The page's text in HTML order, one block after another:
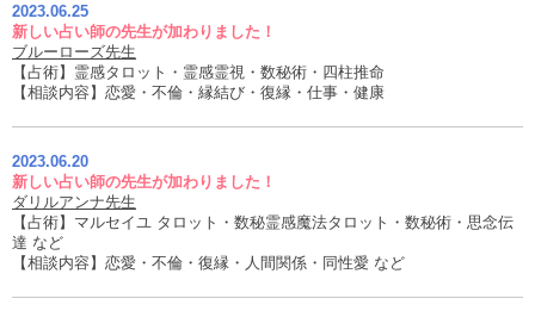
2023.06.25
新しい占い師の先生が加わりました！
ブルーローズ先生
【占術】霊感タロット・霊感霊視・数秘術・四柱推命
【相談内容】恋愛・不倫・縁結び・復縁・仕事・健康
2023.06.20
新しい占い師の先生が加わりました！
ダリルアンナ先生
【占術】マルセイユ タロット・数秘霊感魔法タロット・数秘術・思念伝
達 など
【相談内容】恋愛・不倫・復縁・人間関係・同性愛 など